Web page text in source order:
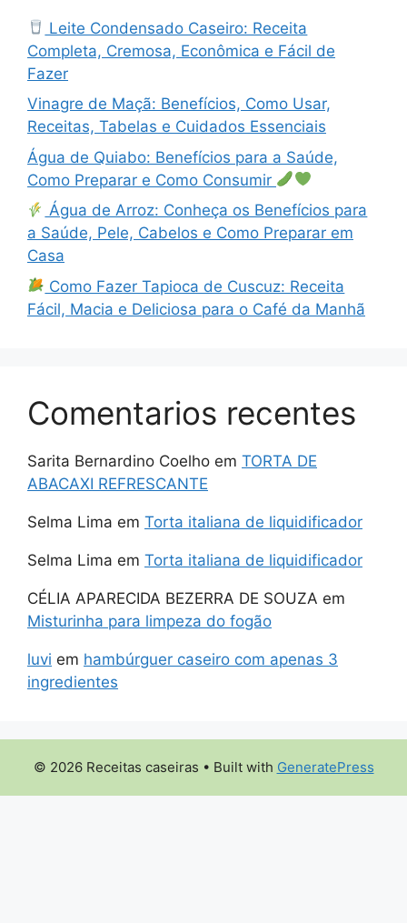
Leite Condensado Caseiro: Receita
Completa, Cremosa, Econômica e Fácil de
Fazer
Vinagre de Maçã: Benefícios, Como Usar,
Receitas, Tabelas e Cuidados Essenciais
Água de Quiabo: Benefícios para a Saúde,
Como Preparar e Como Consumir
Água de Arroz: Conheça os Benefícios para
a Saúde, Pele, Cabelos e Como Preparar em
Casa
Como Fazer Tapioca de Cuscuz: Receita
Fácil, Macia e Deliciosa para o Café da Manhã
Comentarios recentes
Sarita Bernardino Coelho em TORTA DE
ABACAXI REFRESCANTE
Selma Lima em Torta italiana de liquidificador
Selma Lima em Torta italiana de liquidificador
CÉLIA APARECIDA BEZERRA DE SOUZA em
Misturinha para limpeza do fogão
luvi em hambúrguer caseiro com apenas 3
ingredientes
© 2026 Receitas caseiras • Built with GeneratePress